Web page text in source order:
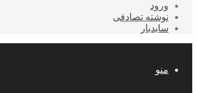
ورود
نوشته تصادفی
سایدبار
منو